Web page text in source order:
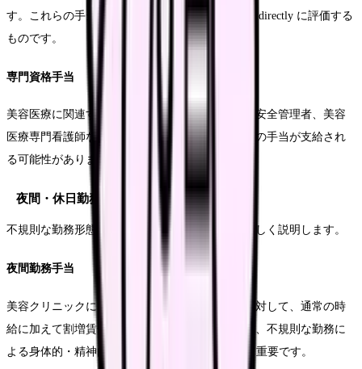
す。これらの手当は、看護師の専門性と技術力を directly に評価する
ものです。
専門資格手当
美容医療に関連する専門的な資格（例：レーザー安全管理者、美容
医療専門看護師など）を取得している場合、追加の手当が支給され
る可能性があります。
夜間・休日勤務手当
不規則な勤務形態に対する追加報酬の仕組みを詳しく説明します。
夜間勤務手当
美容クリニックによっては、夜間や早朝の勤務に対して、通常の時
給に加えて割増賃金が支給されます。この手当は、不規則な勤務に
よる身体的・精神的負担への compensation として重要です。